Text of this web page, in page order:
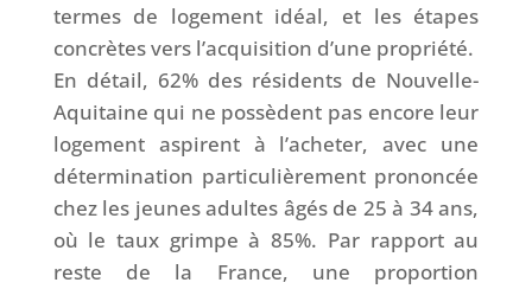
termes de logement idéal, et les étapes
concrètes vers l’acquisition d’une propriété.
En détail, 62% des résidents de Nouvelle-
Aquitaine qui ne possèdent pas encore leur
logement aspirent à l’acheter, avec une
détermination particulièrement prononcée
chez les jeunes adultes âgés de 25 à 34 ans,
où le taux grimpe à 85%. Par rapport au
reste de la France, une proportion